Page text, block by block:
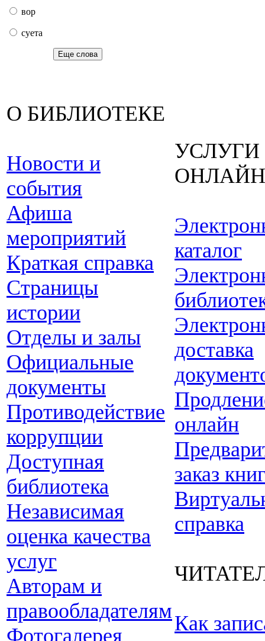
вор
суета
Еще слова
О БИБЛИОТЕКЕ
Новости и
события
Афиша
мероприятий
Краткая справка
Страницы
истории
Отделы и залы
Официальные
документы
Противодействие
коррупции
Доступная
библиотека
Независимая
оценка качества
услуг
Авторам и
правообладателям
Фотогалерея
УСЛУГИ
ОНЛАЙН
каталог
доставка
онлайн
заказ
справка
Как